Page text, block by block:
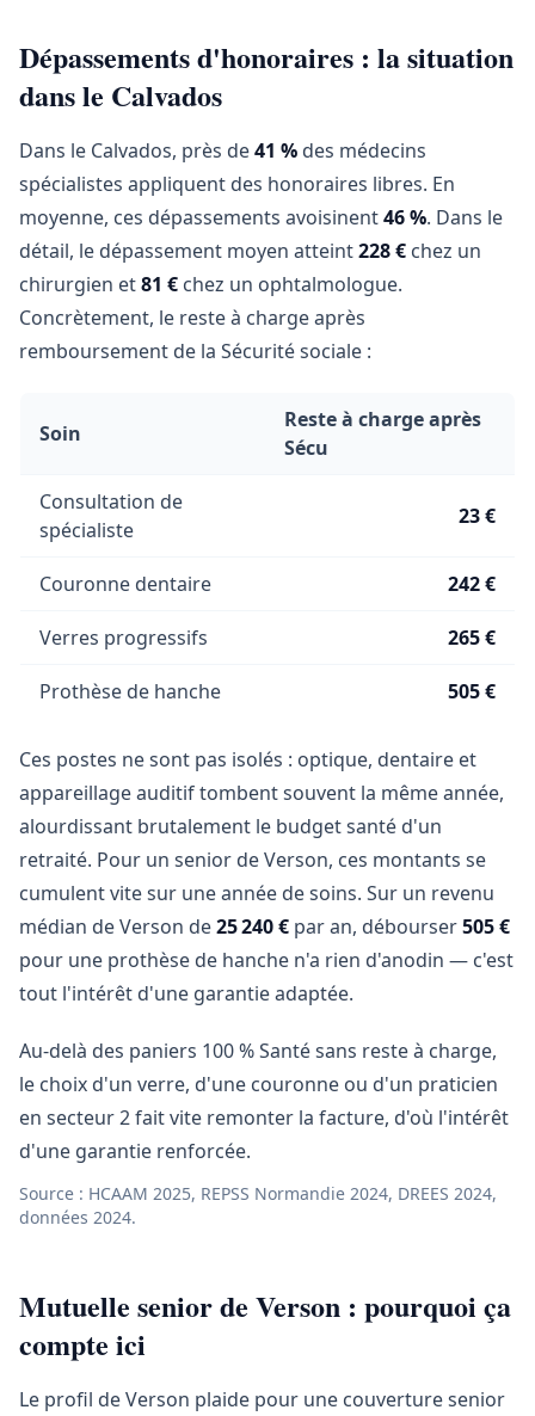
Dépassements d'honoraires : la situation
dans le Calvados
Dans le Calvados, près de41 % des médecins
spécialistes appliquent des honoraires libres. En
moyenne, ces dépassements avoisinent46 %. Dans le
détail, le dépassement moyen atteint228 € chez un
chirurgien et81 € chez un ophtalmologue.
Concrètement, le reste à charge après
remboursement de la Sécurité sociale :
Soin
Reste à charge après
Sécu
Consultation de
spécialiste
23 €
Couronne dentaire 242 €
Verres progressifs 265 €
Prothèse de hanche 505 €
Ces postes ne sont pas isolés : optique, dentaire et
appareillage auditif tombent souvent la même année,
alourdissant brutalement le budget santé d'un
retraité. Pour un senior de Verson, ces montants se
cumulent vite sur une année de soins. Sur un revenu
médian de Verson de25 240 € par an, débourser505 €
pour une prothèse de hanche n'a rien d'anodin — c'est
tout l'intérêt d'une garantie adaptée.
Au-delà des paniers 100 % Santé sans reste à charge,
le choix d'un verre, d'une couronne ou d'un praticien
en secteur 2 fait vite remonter la facture, d'où l'intérêt
d'une garantie renforcée.
Source : HCAAM 2025, REPSS Normandie 2024, DREES 2024,
données 2024.
Mutuelle senior de Verson : pourquoi ça
compte ici
Le profil de Verson plaide pour une couverture senior